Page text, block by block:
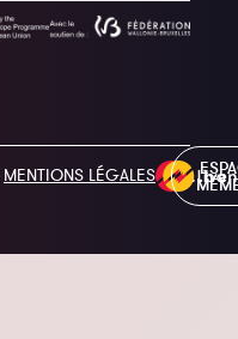
MENTIONS LÉGALES